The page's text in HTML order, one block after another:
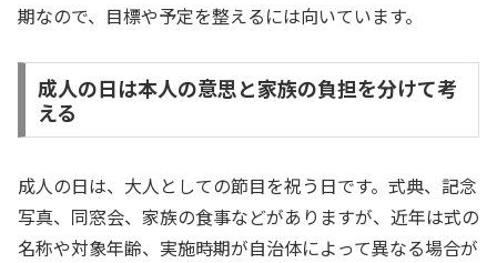
期なので、目標や予定を整えるには向いています。
成人の日は本人の意思と家族の負担を分けて考
える
成人の日は、大人としての節目を祝う日です。式典、記念
写真、同窓会、家族の食事などがありますが、近年は式の
名称や対象年齢、実施時期が自治体によって異なる場合が